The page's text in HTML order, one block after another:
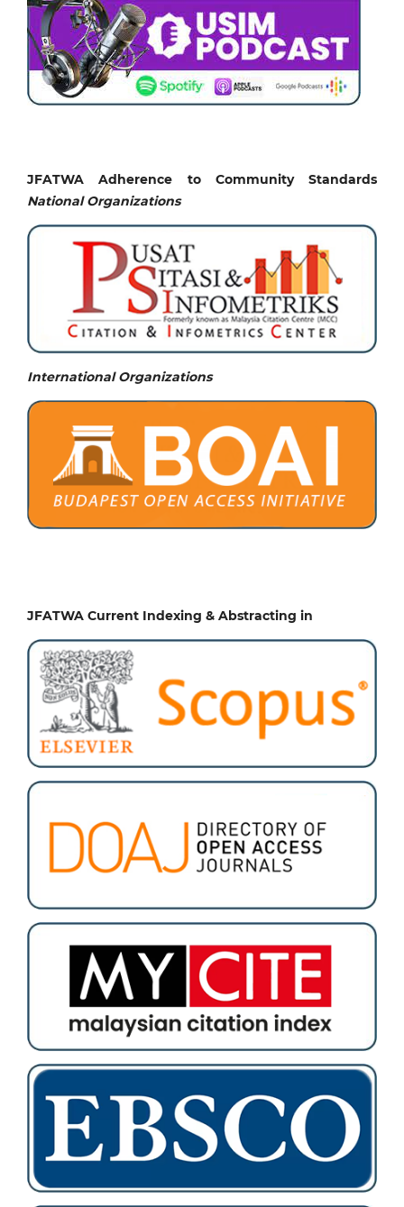
JFATWA Adherence to Community Standards
National Organizations
International Organizations
JFATWA Current Indexing & Abstracting in